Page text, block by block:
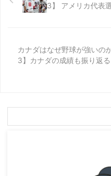
3】 アメリカ代表
カナダはなぜ野球が強いの
3】カナダの成績も振り返る